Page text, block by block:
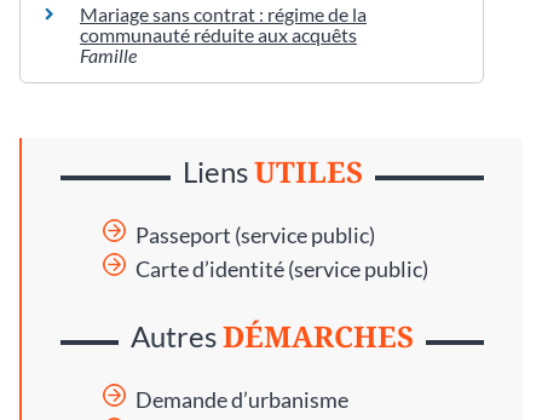
Mariage sans contrat : régime de la
communauté réduite aux acquêts
Famille
LiensUTILES
Passeport (service public)
Carte d’identité (service public)
AutresDÉMARCHES
Demande d’urbanisme